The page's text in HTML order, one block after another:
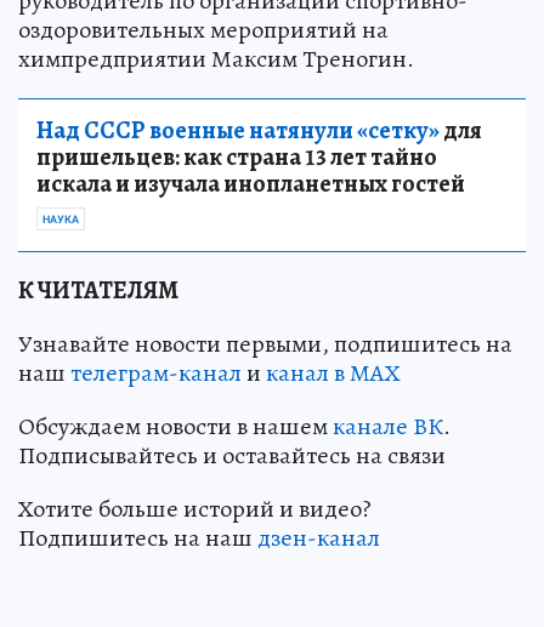
оздоровительных мероприятий на
химпредприятии Максим Треногин.
Над СССР военные натянули «сетку»для
пришельцев: как страна 13 лет тайно
искала и изучала инопланетных гостей
НАУКА
К ЧИТАТЕЛЯМ
Узнавайте новости первыми, подпишитесь на
наштелеграм-каналиканал в МАХ
Обсуждаем новости в нашемканале ВК.
Подписывайтесь и оставайтесь на связи
Хотите больше историй и видео?
Подпишитесь на наш дзен-канал